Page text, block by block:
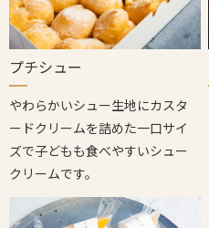
プチシュー
やわらかいシュー生地にカスタ
ードクリームを詰めた一口サイ
ズで子どもも食べやすいシュー
クリームです。